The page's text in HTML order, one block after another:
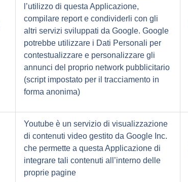
l’utilizzo di questa Applicazione,
compilare report e condividerli con gli
altri servizi sviluppati da Google. Google
potrebbe utilizzare i Dati Personali per
contestualizzare e personalizzare gli
annunci del proprio network pubblicitario
(script impostato per il tracciamento in
forma anonima)
Youtube è un servizio di visualizzazione
di contenuti video gestito da Google Inc.
che permette a questa Applicazione di
integrare tali contenuti all’interno delle
proprie pagine